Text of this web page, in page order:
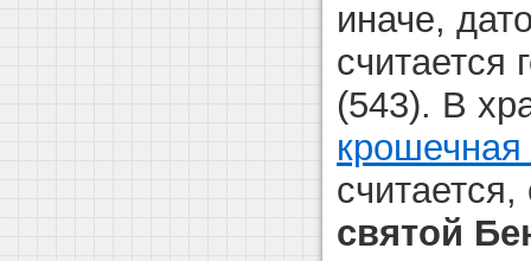
иначе,
считается
(543). В
крошечная
святой